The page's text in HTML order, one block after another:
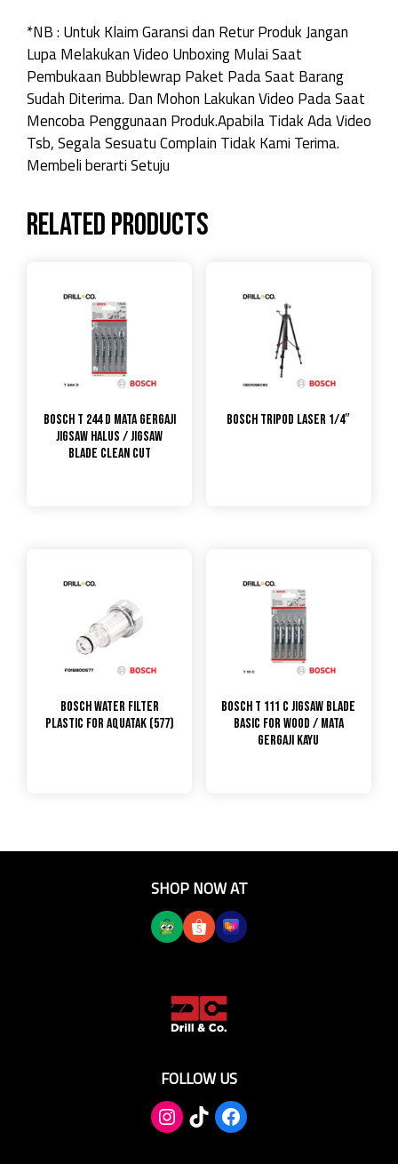
*NB : Untuk Klaim Garansi dan Retur Produk Jangan
Lupa Melakukan Video Unboxing Mulai Saat
Pembukaan Bubblewrap Paket Pada Saat Barang
Sudah Diterima. Dan Mohon Lakukan Video Pada Saat
Mencoba Penggunaan Produk.Apabila Tidak Ada Video
Tsb, Segala Sesuatu Complain Tidak Kami Terima.
Membeli berarti Setuju
Related products
Bosch T 244 D Mata Gergaji
Jigsaw Halus / Jigsaw
Blade Clean Cut
Bosch Tripod Laser 1/4″
Bosch Water Filter
Plastic for Aquatak (577)
Bosch T 111 C Jigsaw Blade
Basic For Wood / Mata
Gergaji Kayu
SHOP NOW AT
FOLLOW US
TikTokFacebook